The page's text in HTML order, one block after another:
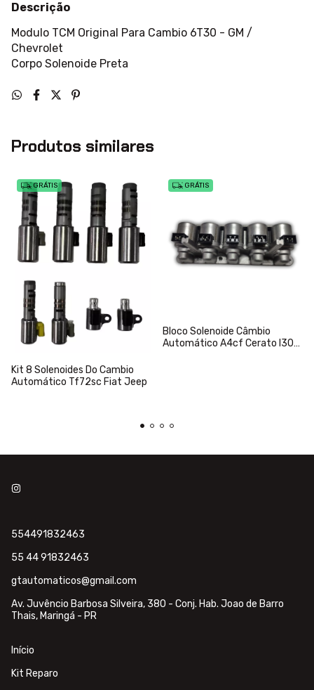
Descrição
Modulo TCM Original Para Cambio 6T30 - GM /
Chevrolet
Corpo Solenoide Preta
Produtos similares
GRÁTIS
Kit 8 Solenoides Do Cambio
Automático Tf72sc Fiat Jeep
GRÁTIS
Bloco Solenoide Câmbio
Automático A4cf Cerato I30
554491832463
55 44 91832463
gtautomaticos@gmail.com
Av. Juvêncio Barbosa Silveira, 380 - Conj. Hab. Joao de Barro
Thais, Maringá - PR
Início
Kit Reparo